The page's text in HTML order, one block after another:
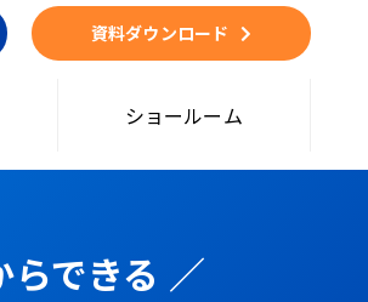
資料ダウンロード
ショールーム
できる ／